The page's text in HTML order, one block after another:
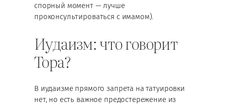
спорный момент — лучше
проконсультироваться с имамом).
Иудаизм: что говорит
Тора?
В иудаизме прямого запрета на татуировки
нет, но есть важное предостережение из